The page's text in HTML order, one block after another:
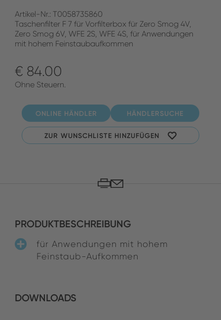
Artikel-Nr.: T0058735860
Taschenfilter F 7 für Vorfilterbox für Zero Smog 4V,
Zero Smog 6V, WFE 2S, WFE 4S, für Anwendungen
mit hohem Feinstaubaufkommen
€ 84.00
Ohne Steuern.
ONLINE HÄNDLER HÄNDLERSUCHE
ZUR WUNSCHLISTE HINZUFÜGEN
PRODUKTBESCHREIBUNG
für Anwendungen mit hohem
Feinstaub-Aufkommen
DOWNLOADS